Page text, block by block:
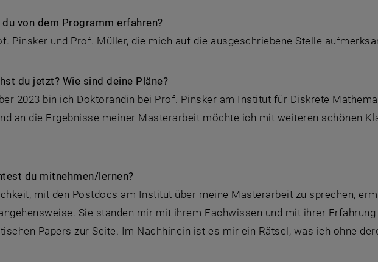
du von dem Programm erfahren?
Pinsker und Prof. Müller, die mich auf die ausgeschriebene Stelle
du jetzt? Wie sind deine Pläne?
2023 bin ich Doktorandin bei Prof. Pinsker am Institut für Diskrete
an die Ergebnisse meiner Masterarbeit möchte ich mit weiteren schönen
du mitnehmen/lernen?
mit den Postdocs am Institut über meine Masterarbeit zu sprechen,
Sie standen mir mit ihrem Fachwissen und mit ihrer
Papers zur Seite. Im Nachhinein ist es mir ein Rätsel, was ich ohne